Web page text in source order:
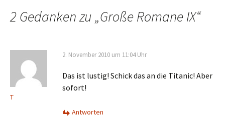
Navigation
2 Gedanken zu „Große Romane IX“
T
2. November 2010 um 11:04 Uhr
Das ist lustig! Schick das an die Titanic! Aber
sofort!
Antworten